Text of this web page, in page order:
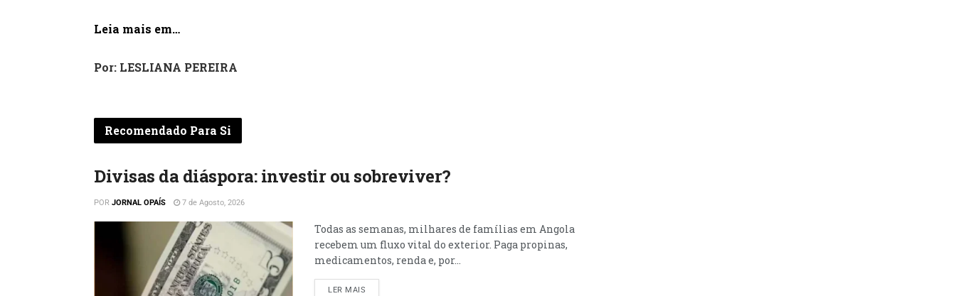
Leia mais em…
Por: LESLIANA PEREIRA
Recomendado Para Si
Divisas da diáspora: investir ou sobreviver?
POR JORNAL OPAÍS 7 de Agosto, 2026
Todas as semanas, milhares de famílias em Angola
recebem um fluxo vital do exterior. Paga propinas,
medicamentos, renda e, por...
LER MAIS